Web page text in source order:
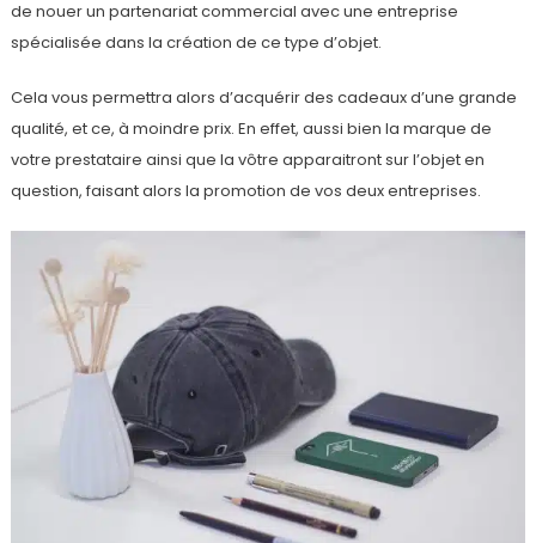
de nouer un partenariat commercial avec une entreprise
spécialisée dans la création de ce type d’objet.
Cela vous permettra alors d’acquérir des cadeaux d’une grande
qualité, et ce, à moindre prix. En effet, aussi bien la marque de
votre prestataire ainsi que la vôtre apparaitront sur l’objet en
question, faisant alors la promotion de vos deux entreprises.